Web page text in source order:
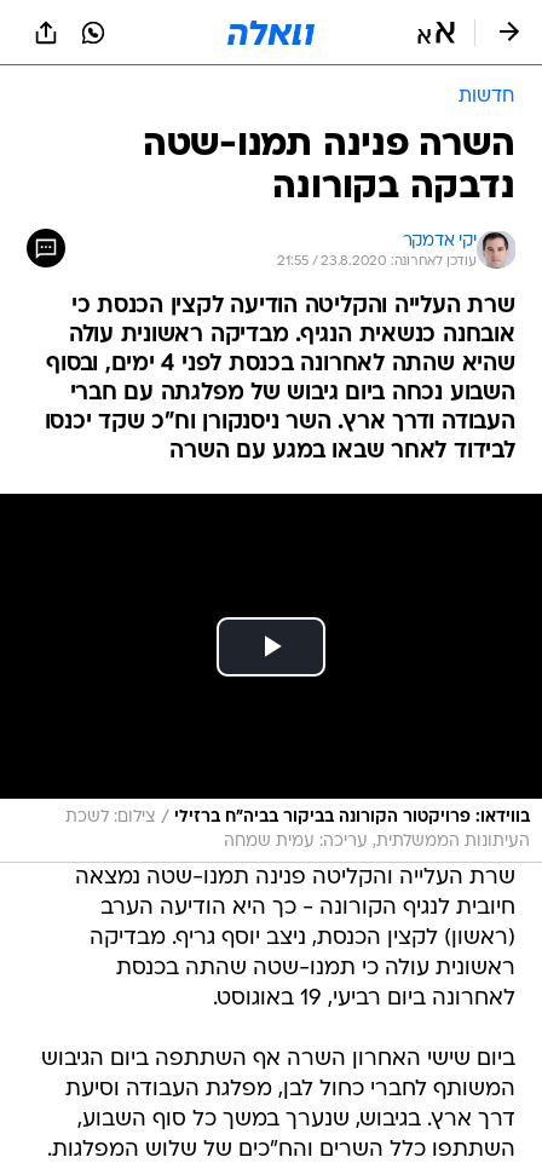
חדשות
השרה פנינה תמנו-שטה
נדבקה בקורונה
יקי אדמקר
עודכן לאחרונה: 23.8.2020 / 21:55
שרת העלייה והקליטה הודיעה לקצין הכנסת כי
אובחנה כנשאית הנגיף. מבדיקה ראשונית עולה
שהיא שהתה לאחרונה בכנסת לפני 4 ימים, ובסוף
השבוע נכחה ביום גיבוש של מפלגתה עם חברי
העבודה ודרך ארץ. השר ניסנקורן וח"כ שקד יכנסו
לבידוד לאחר שבאו במגע עם השרה
בווידאו: פרויקטור הקורונה בביקור בביה"ח ברזילי / צילום: לשכת
העיתונות הממשלתית, עריכה: עמית שמחה
שרת העלייה והקליטה פנינה תמנו-שטה נמצאה
חיובית לנגיף הקורונה - כך היא הודיעה הערב
(ראשון) לקצין הכנסת, ניצב יוסף גריף. מבדיקה
ראשונית עולה כי תמנו-שטה שהתה בכנסת
לאחרונה ביום רביעי, 19 באוגוסט.
ביום שישי האחרון השרה אף השתתפה ביום הגיבוש
המשותף לחברי כחול לבן, מפלגת העבודה וסיעת
דרך ארץ. בגיבוש, שנערך במשך כל סוף השבוע,
השתתפו כלל השרים והח"כים של שלוש המפלגות.